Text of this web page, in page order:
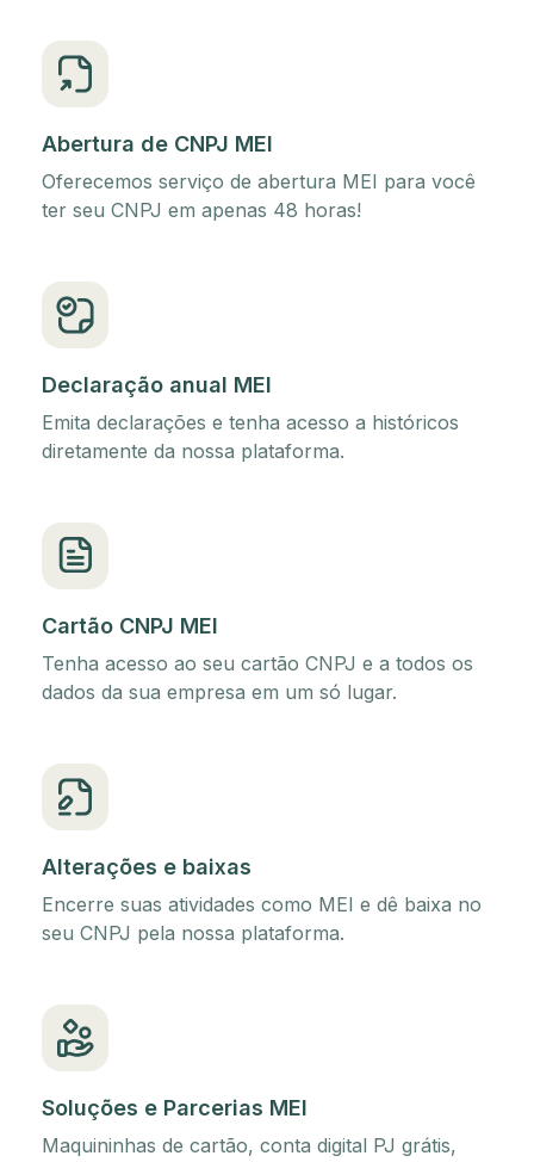
Abertura de CNPJ MEI
Oferecemos serviço de abertura MEI para você
ter seu CNPJ em apenas 48 horas!
Declaração anual MEI
Emita declarações e tenha acesso a históricos
diretamente da nossa plataforma.
Cartão CNPJ MEI
Tenha acesso ao seu cartão CNPJ e a todos os
dados da sua empresa em um só lugar.
Alterações e baixas
Encerre suas atividades como MEI e dê baixa no
seu CNPJ pela nossa plataforma.
Soluções e Parcerias MEI
Maquininhas de cartão, conta digital PJ grátis,